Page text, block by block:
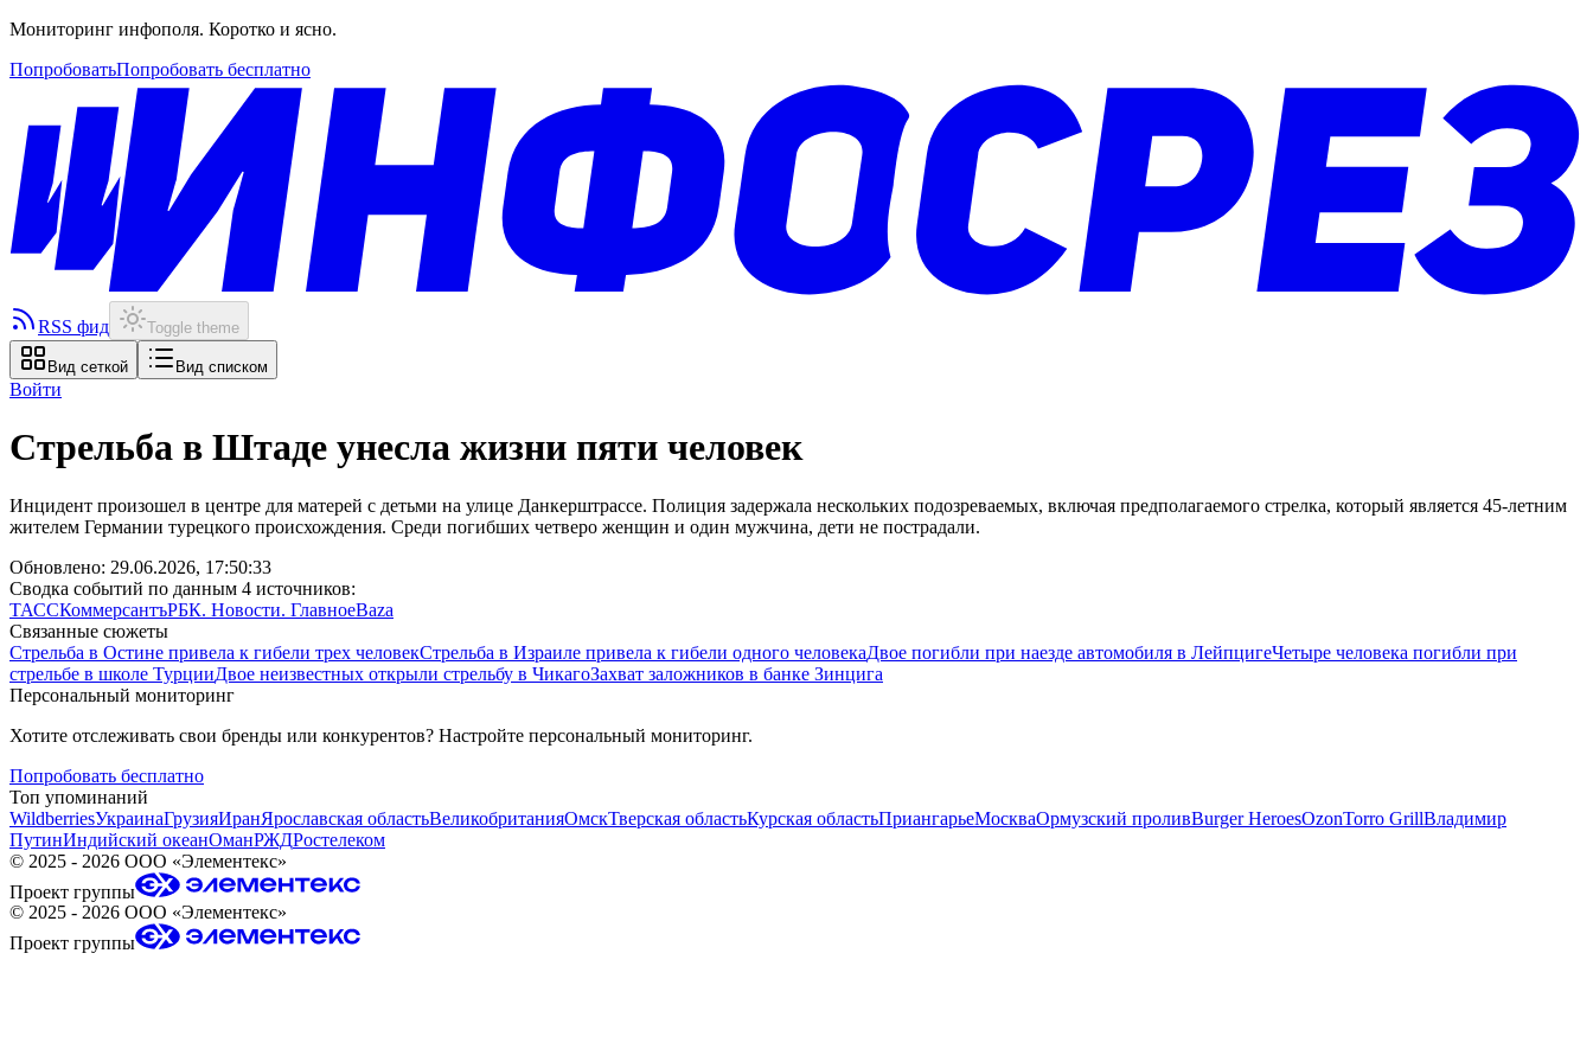
Мониторинг инфополя. Коротко и ясно.
ПопробоватьПопробовать бесплатно
RSS фид Toggle theme
Вид сеткой Вид списком
Войти
Стрельба в Штаде унесла жизни пяти человек
Инцидент произошел в центре для матерей с детьми на улице Данкерштрассе. Полиция задержала нескольких подозреваемых, включая предполагаемого стрелка, который является 45-летним
жителем Германии турецкого происхождения. Среди погибших четверо женщин и один мужчина, дети не пострадали.
Обновлено: 29.06.2026, 17:50:33
Сводка событий по данным 4 источников:
ТАССКоммерсантъРБК. Новости. ГлавноеBaza
Связанные сюжеты
Стрельба в Остине привела к гибели трех человекСтрельба в Израиле привела к гибели одного человекаДвое погибли при наезде автомобиля в ЛейпцигеЧетыре человека погибли при
стрельбе в школе ТурцииДвое неизвестных открыли стрельбу в ЧикагоЗахват заложников в банке Зинцига
Персональный мониторинг
Хотите отслеживать свои бренды или конкурентов? Настройте персональный мониторинг.
Попробовать бесплатно
Топ упоминаний
WildberriesУкраинаГрузияИранЯрославская областьВеликобританияОмскТверская областьКурская областьПриангарьеМоскваОрмузский проливBurger HeroesOzonTorro GrillВладимир
ПутинИндийский океанОманРЖДРостелеком
© 2025 - 2026 ООО «Элементекс»
Проект группы
© 2025 - 2026 ООО «Элементекс»
Проект группы